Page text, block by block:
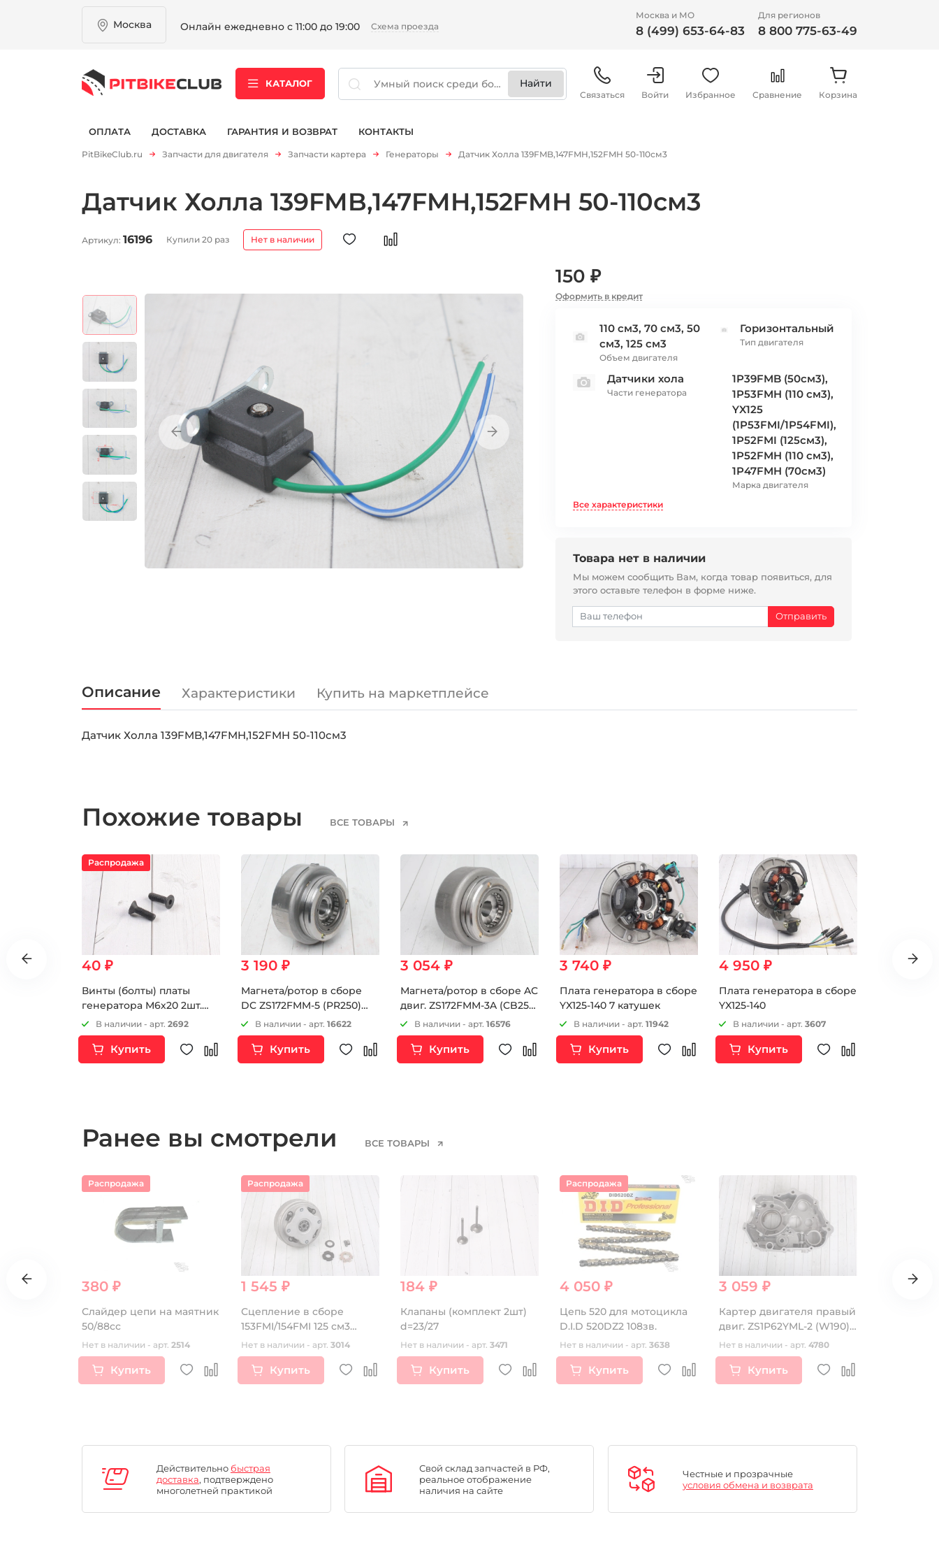
Москва Онлайн ежедневно с 11:00 до 19:00 Схема проезда
Москва и МО
8 (499) 653-64-83
Для регионов
8 800 775-63-49
КАТАЛОГ
Связаться Войти Избранное Сравнение Корзина
ОПЛАТА ДОСТАВКА ГАРАНТИЯ И ВОЗВРАТ КОНТАКТЫ
PitBikeClub.ru Запчасти для двигателя Запчасти картера Генераторы Датчик Холла 139FMB,147FMH,152FMH 50-110см3
Датчик Холла 139FMB,147FMH,152FMH 50-110см3
Артикул: 16196 Купили 20 раз Нет в наличии
150 ₽
Оформить в кредит
110 см3, 70 см3, 50
см3, 125 см3
Объем двигателя
Горизонтальный
Тип двигателя
Датчики хола
Части генератора
1P39FMB (50см3),
1P53FMH (110 см3),
YX125
(1P53FMI/1P54FMI),
1P52FMI (125см3),
1P52FMH (110 см3),
1P47FMH (70см3)
Марка двигателя
Все характеристики
Товара нет в наличии
Мы можем сообщить Вам, когда товар появиться, для
этого оставьте телефон в форме ниже.
Описание Характеристики Купить на маркетплейсе
Датчик Холла 139FMB,147FMH,152FMH 50-110см3
Похожие товары ВСЕ ТОВАРЫ
Распродажа
40 ₽
Винты (болты) платы
генератора М6х20 2шт.
Германия
В наличии - арт. 2692
Купить
3 190 ₽
Магнета/ротор в сборе
DC ZS172FMM-5 (PR250)
ZS172FMM-7 (CB250RL)
В наличии - арт. 16622
Купить
3 054 ₽
Магнета/ротор в сборе AC
двиг. ZS172FMM-3A (CB250-
F) ZS174MN-3 (CBS300)
В наличии - арт. 16576
Купить
3 740 ₽
Плата генератора в сборе
YX125-140 7 катушек
В наличии - арт. 11942
Купить
4 950 ₽
Плата генератора в сборе
YX125-140
В наличии - арт. 3607
Купить
4 100 ₽
Ранее вы смотрели ВСЕ ТОВАРЫ
Распродажа
380 ₽
Слайдер цепи на маятник
50/88сс
Нет в наличии - арт. 2514
Купить
Распродажа
1 545 ₽
Сцепление в сборе
153FMI/154FMI 125 см3
усиленное 3-х дисковое
Нет в наличии - арт. 3014
Купить
184 ₽
Клапаны (комплект 2шт)
d=23/27
Нет в наличии - арт. 3471
Купить
Распродажа
4 050 ₽
Цепь 520 для мотоцикла
D.I.D 520DZ2 108зв.
Нет в наличии - арт. 3638
Купить
3 059 ₽
Картер двигателя правый
двиг. ZS1P62YML-2 (W190)
CN
Нет в наличии - арт. 4780
Купить
590 ₽
Действительно быстрая
доставка, подтверждено
многолетней практикой
Свой склад запчастей в РФ,
реальное отображение
наличия на сайте
Честные и прозрачные
условия обмена и возврата